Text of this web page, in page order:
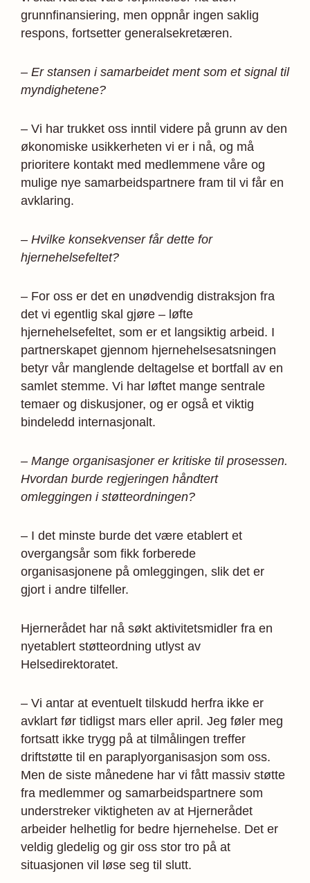
grunnfinansiering, men oppnår ingen saklig
respons, fortsetter generalsekretæren.
– Er stansen i samarbeidet ment som et signal til
myndighetene?
– Vi har trukket oss inntil videre på grunn av den
økonomiske usikkerheten vi er i nå, og må
prioritere kontakt med medlemmene våre og
mulige nye samarbeidspartnere fram til vi får en
avklaring.
– Hvilke konsekvenser får dette for
hjernehelsefeltet?
– For oss er det en unødvendig distraksjon fra
det vi egentlig skal gjøre – løfte
hjernehelsefeltet, som er et langsiktig arbeid. I
partnerskapet gjennom hjernehelsesatsningen
betyr vår manglende deltagelse et bortfall av en
samlet stemme. Vi har løftet mange sentrale
temaer og diskusjoner, og er også et viktig
bindeledd internasjonalt.
– Mange organisasjoner er kritiske til prosessen.
Hvordan burde regjeringen håndtert
omleggingen i støtteordningen?
– I det minste burde det være etablert et
overgangsår som fikk forberede
organisasjonene på omleggingen, slik det er
gjort i andre tilfeller.
Hjernerådet har nå søkt aktivitetsmidler fra en
nyetablert støtteordning utlyst av
Helsedirektoratet.
– Vi antar at eventuelt tilskudd herfra ikke er
avklart før tidligst mars eller april. Jeg føler meg
fortsatt ikke trygg på at tilmålingen treffer
driftstøtte til en paraplyorganisasjon som oss.
Men de siste månedene har vi fått massiv støtte
fra medlemmer og samarbeidspartnere som
understreker viktigheten av at Hjernerådet
arbeider helhetlig for bedre hjernehelse. Det er
veldig gledelig og gir oss stor tro på at
situasjonen vil løse seg til slutt.